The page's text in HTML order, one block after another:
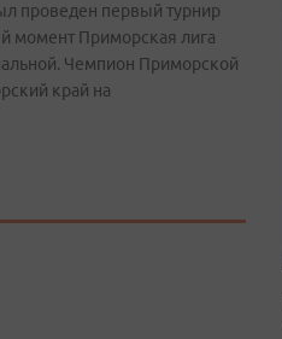
проведен первый турнир
момент Приморская лига
Чемпион Приморской
край на